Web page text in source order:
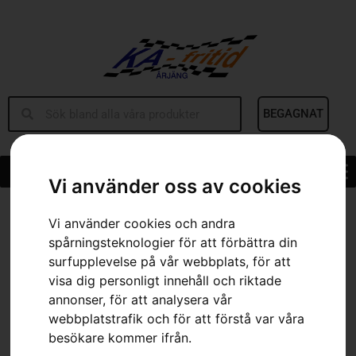
Vi använder oss av cookies
Vi använder cookies och andra
spårningsteknologier för att förbättra din
surfupplevelse på vår webbplats, för att
visa dig personligt innehåll och riktade
annonser, för att analysera vår
webbplatstrafik och för att förstå var våra
besökare kommer ifrån.
BEGAGNAT